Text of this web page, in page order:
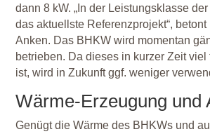
dann 8 kW. „In der Leistungsklasse
das aktuellste Referenzprojekt“,
Anken. Das BHKW wird momentan
betrieben. Da dieses in kurzer Zeit viel
ist, wird in Zukunft ggf. weniger
Wärme-Erzeugung und
Genügt die Wärme des BHKWs und